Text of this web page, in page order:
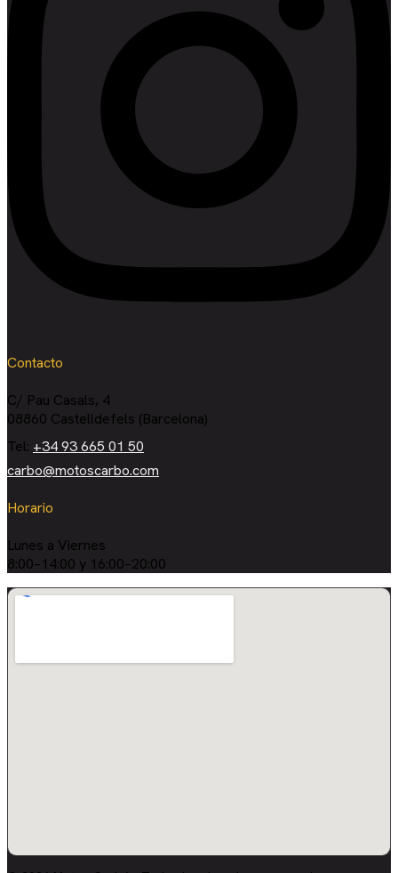
Contacto
C/ Pau Casals, 4
08860 Castelldefels (Barcelona)
Tel: +34 93 665 01 50
carbo@motoscarbo.com
Horario
Lunes a Viernes
8:00–14:00 y 16:00–20:00